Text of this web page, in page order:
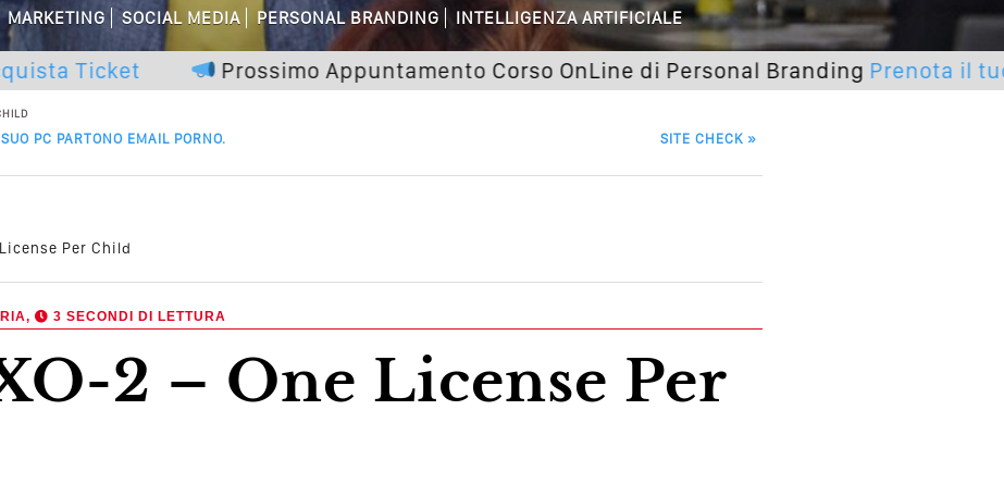
Sui Social Media? Probabilmente Tutto Peggiorerà
Della Comunicazione Politica? Il Caso Delle Braccia Incrociate
Nel Wedding? Il Mio Intervento Per L’Accademia Del Wedding
MARKETING SOCIAL MEDIA PERSONAL BRANDING INTELLIGENZA ARTIFICIALE
Prossimo AppuntamentoCorso OnLine di Personal BrandingPrenota il tuo
PC PARTONO EMAIL PORNO. SITE CHECK »
Per Child
3 SECONDI DI LETTURA